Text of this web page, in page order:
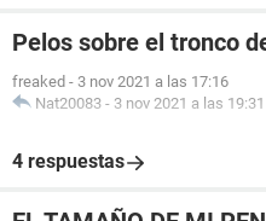
Pelos sobre el tronco
freaked - 3 nov 2021 a las 17:16
Nat20083 - 3 nov 2021 a las 19:31
4 respuestas